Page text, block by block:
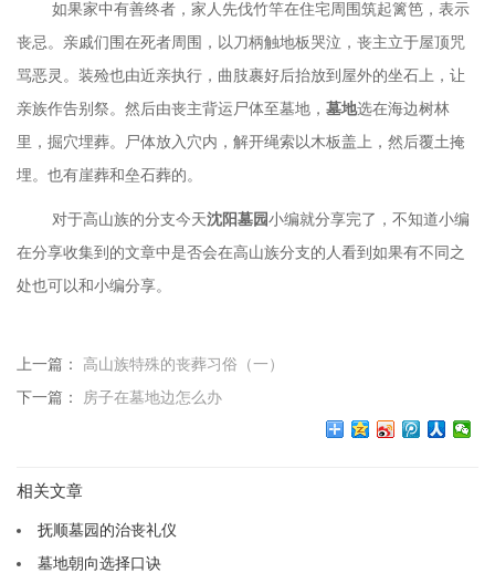
如果家中有善终者，家人先伐竹竿在住宅周围筑起篱笆，表示
丧忌。亲戚们围在死者周围，以刀柄触地板哭泣，丧主立于屋顶咒
骂恶灵。装殓也由近亲执行，曲肢裹好后抬放到屋外的坐石上，让
亲族作告别祭。然后由丧主背运尸体至墓地， 墓地选在海边树林
里，掘穴埋葬。尸体放入穴内，解开绳索以木板盖上，然后覆土掩
埋。也有崖葬和垒石葬的。
对于高山族的分支今天沈阳墓园小编就分享完了，不知道小编
在分享收集到的文章中是否会在高山族分支的人看到如果有不同之
处也可以和小编分享。
上一篇： 高山族特殊的丧葬习俗（一）
下一篇：
房子在墓地边怎么办
相关文章
抚顺墓园的治丧礼仪
墓地朝向选择口诀